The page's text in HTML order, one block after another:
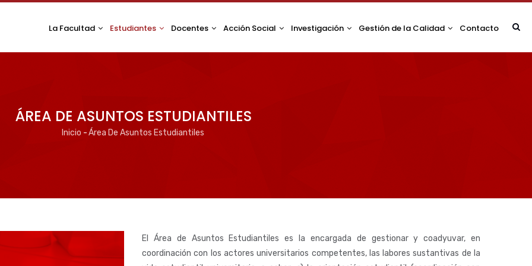
La Facultad Estudiantes Docentes Acción Social Investigación Gestión de la Calidad Contacto
ÁREA DE ASUNTOS ESTUDIANTILES
Ruta
Inicio -Área De Asuntos Estudiantiles
El Área de Asuntos Estudiantiles es la encargada de gestionar y coadyuvar, en
coordinación con los actores universitarios competentes, las labores sustantivas de la